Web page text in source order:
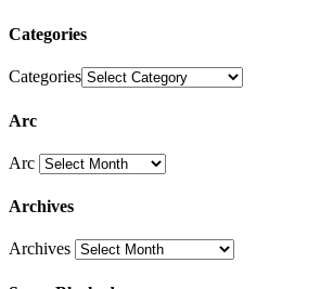
Categories
Categories
Arc
Arc
Archives
Archives